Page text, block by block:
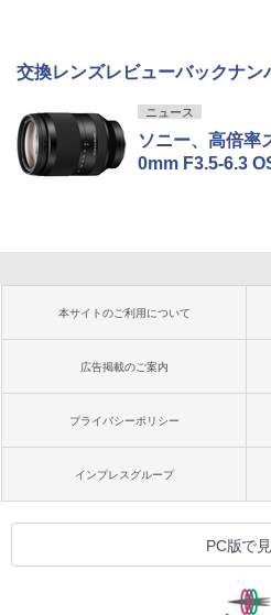
交換レンズレビューバックナン
ニュース
ソニー、高倍率
0mm F3.5-6.3
本サイトのご利用について
広告掲載のご案内
プライバシーポリシー
インプレスグループ
PC版で